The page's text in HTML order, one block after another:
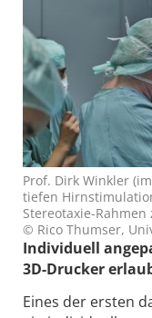
Prof. Dirk Winkler
tiefen
Stereotaxie-
© Rico Thumser,
Individuell
3D-Drucker
Eines der ersten